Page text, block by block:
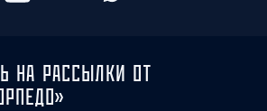
НА РАССЫЛКИ ОТ